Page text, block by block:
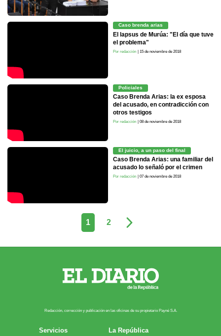
Caso brenda arias
El lapsus de Murúa: "El día que tuve
el problema"
Por redacción | 15 de noviembre de 2018
Policiales
Caso Brenda Arias: la ex esposa
del acusado, en contradicción con
otros testigos
Por redacción | 08 de noviembre de 2018
El juicio, a un paso del final
Caso Brenda Arias: una familiar del
acusado lo señaló por el crimen
Por redacción | 07 de noviembre de 2018
1 2
Redacción, corrección y publicación en las oficinas de su propietario Payn​é S.A.
Servicios
La República